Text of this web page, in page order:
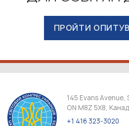
ПРОЙТИ
145 Evans Avenue,
ON M8Z 5X8,
+1 416 323-3020